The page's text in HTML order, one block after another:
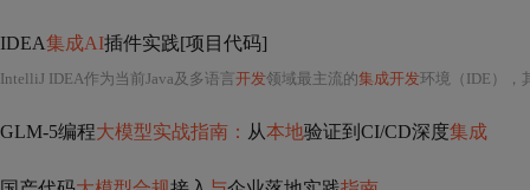
IDEA集成AI插件实践[项目代码]
IntelliJ IDEA作为当前Java及多语言 开发领域最主流的集成开发环境（IDE），
GLM-5编程大模型实战指南： 从本地验证到CI/CD深度集成